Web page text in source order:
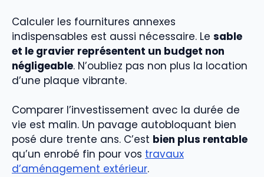
Calculer les fournitures annexes
indispensables est aussi nécessaire. Le sable
et le gravier représentent un budget non
négligeable. N’oubliez pas non plus la location
d’une plaque vibrante.
Comparer l’investissement avec la durée de
vie est malin. Un pavage autobloquant bien
posé dure trente ans. C’est bien plus rentable
qu’un enrobé fin pour vos travaux
d’aménagement extérieur.